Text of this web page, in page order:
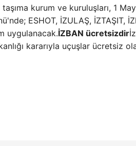
kurum ve kuruluşları, 1
ESHOT, İZULAŞ, İZTAŞIT,
uygulanacak.İZBAN ücretsizdir
kararıyla uçuşlar ücretsiz